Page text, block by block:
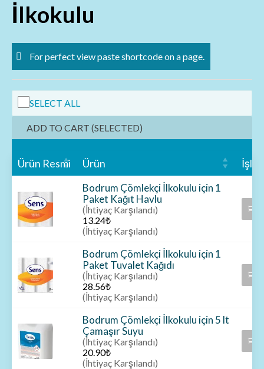
İlkokulu
For perfect view paste shortcode on a page.
SELECT ALL
ADD TO CART (SELECTED)
Ürün Resmi Ürün
Bodrum Çömlekçi İlkokulu için 1
Paket Kağıt Havlu
(İhtiyaç Karşılandı)
13.24₺
(İhtiyaç Karşılandı)
Bodrum Çömlekçi İlkokulu için 1
Paket Tuvalet Kağıdı
(İhtiyaç Karşılandı)
28.56₺
(İhtiyaç Karşılandı)
Bodrum Çömlekçi İlkokulu için 5 lt
Çamaşır Suyu
(İhtiyaç Karşılandı)
20.90₺
(İhtiyaç Karşılandı)